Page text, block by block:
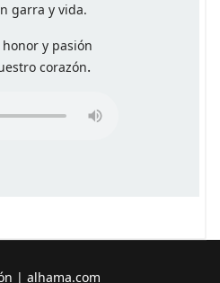
garra y vida.
y pasión
corazón.
| alhama.com